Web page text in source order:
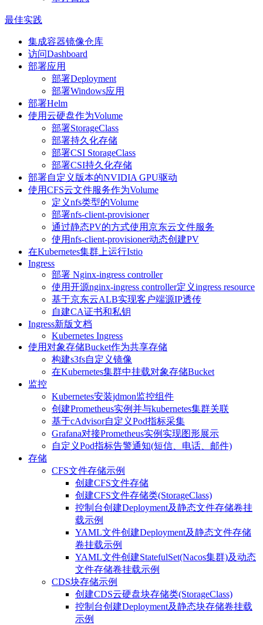
最佳实践
集成容器镜像仓库
访问Dashboard
部署应用
部署Deployment
部署Windows应用
部署Helm
使用云硬盘作为Volume
部署StorageClass
部署持久化存储
部署CSI StorageClass
部署CSI持久化存储
部署自定义版本的NVIDIA GPU驱动
使用CFS云文件服务作为Volume
定义nfs类型的Volume
部署nfs-client-provisioner
通过静态PV的方式使用京东云文件服务
使用nfs-client-provisioner动态创建PV
在Kubernetes集群上运行Istio
Ingress
部署 Nginx-ingress controller
使用开源nginx-ingress controller定义ingress resource
基于京东云ALB实现客户端源IP透传
自建CA证书和私钥
Ingress新版文档
Kubernetes Ingress
使用对象存储Bucket作为共享存储
构建s3fs自定义镜像
在Kubernetes集群中挂载对象存储Bucket
监控
Kubernetes安装jdmon监控组件
创建Prometheus实例并与kubernetes集群关联
基于cAdvisor自定义Pod指标采集
Grafana对接Prometheus实例实现图形展示
自定义Pod指标告警通知(短信、电话、邮件)
存储
CFS文件存储示例
创建CFS文件存储
创建CFS文件存储类(StorageClass)
控制台创建Deployment及静态文件存储卷挂
载示例
YAML文件创建Deployment及静态文件存储
卷挂载示例
YAML文件创建StatefulSet(Nacos集群)及动态
文件存储卷挂载示例
CDS块存储示例
创建CDS云硬盘块存储类(StorageClass)
控制台创建Deployment及静态块存储卷挂载
示例